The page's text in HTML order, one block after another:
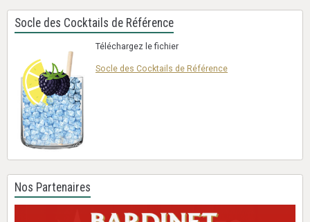
Socle des Cocktails de Référence
Téléchargez le fichier
Socle des Cocktails de Référence
Nos Partenaires